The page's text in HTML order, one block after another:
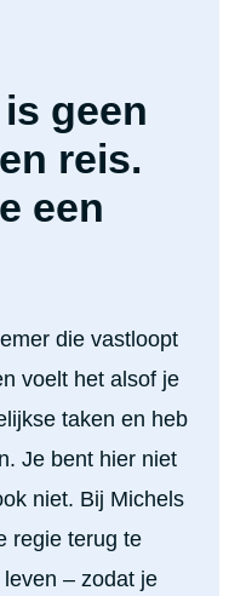
geen
reis.
een
die vastloopt
voelt het alsof je
taken en heb
Je bent hier niet
niet. Bij Michels
regie terug te
– zodat je